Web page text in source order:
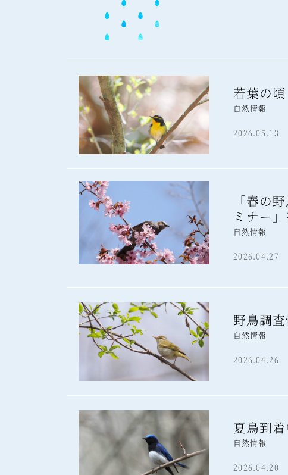
若葉の頃
自然情報
2026.05.13
「春の
ミナー
自然情報
2026.04.27
野鳥調
自然情報
2026.04.26
夏鳥到
自然情報
2026.04.20